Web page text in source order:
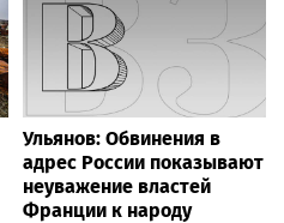
Ульянов: Обвинения в
адрес России показывают
неуважение властей
Франции к народу